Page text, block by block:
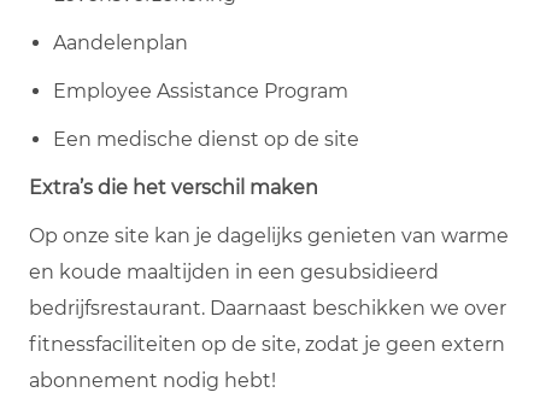
Aandelenplan
Employee Assistance Program
Een medische dienst op de site
Extra’s die het verschil maken
Op onze site kan je dagelijks genieten van warme
en koude maaltijden in een gesubsidieerd
bedrijfsrestaurant. Daarnaast beschikken we over
fitnessfaciliteiten op de site, zodat je geen extern
abonnement nodig hebt!